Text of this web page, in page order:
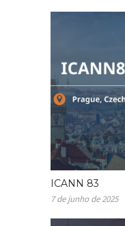
ICANN 83
7 de junho de 2025